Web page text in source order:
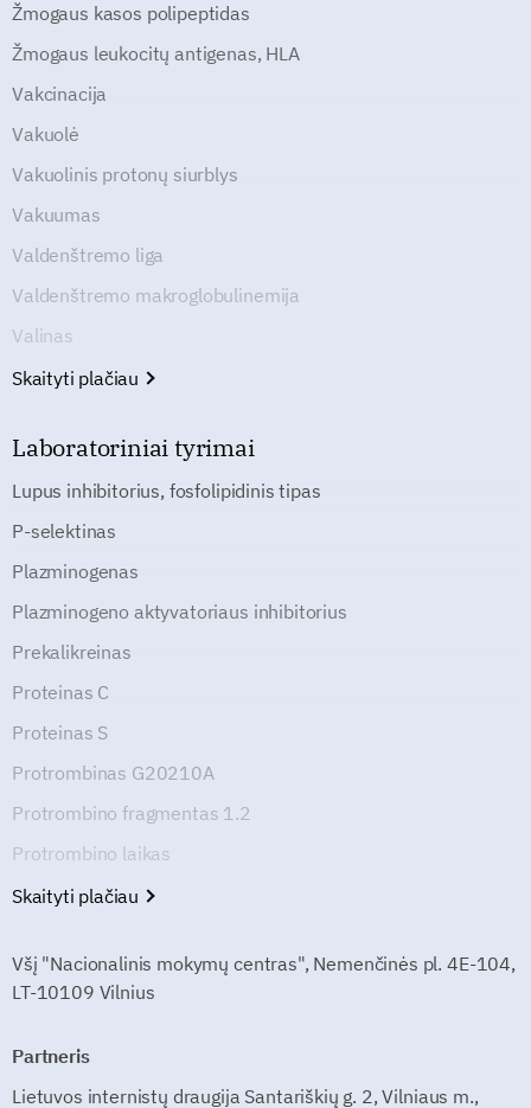
Žmogaus kasos polipeptidas
Žmogaus leukocitų antigenas, HLA
Vakcinacija
Vakuolė
Vakuolinis protonų siurblys
Vakuumas
Valdenštremo liga
Valdenštremo makroglobulinemija
Valinas
Skaityti plačiau
Laboratoriniai tyrimai
Lupus inhibitorius, fosfolipidinis tipas
P-selektinas
Plazminogenas
Plazminogeno aktyvatoriaus inhibitorius
Prekalikreinas
Proteinas C
Proteinas S
Protrombinas G20210A
Protrombino fragmentas 1.2
Protrombino laikas
Skaityti plačiau
Všį "Nacionalinis mokymų centras", Nemenčinės pl. 4E-104,
LT-10109 Vilnius
Partneris
Lietuvos internistų draugija Santariškių g. 2, Vilniaus m.,